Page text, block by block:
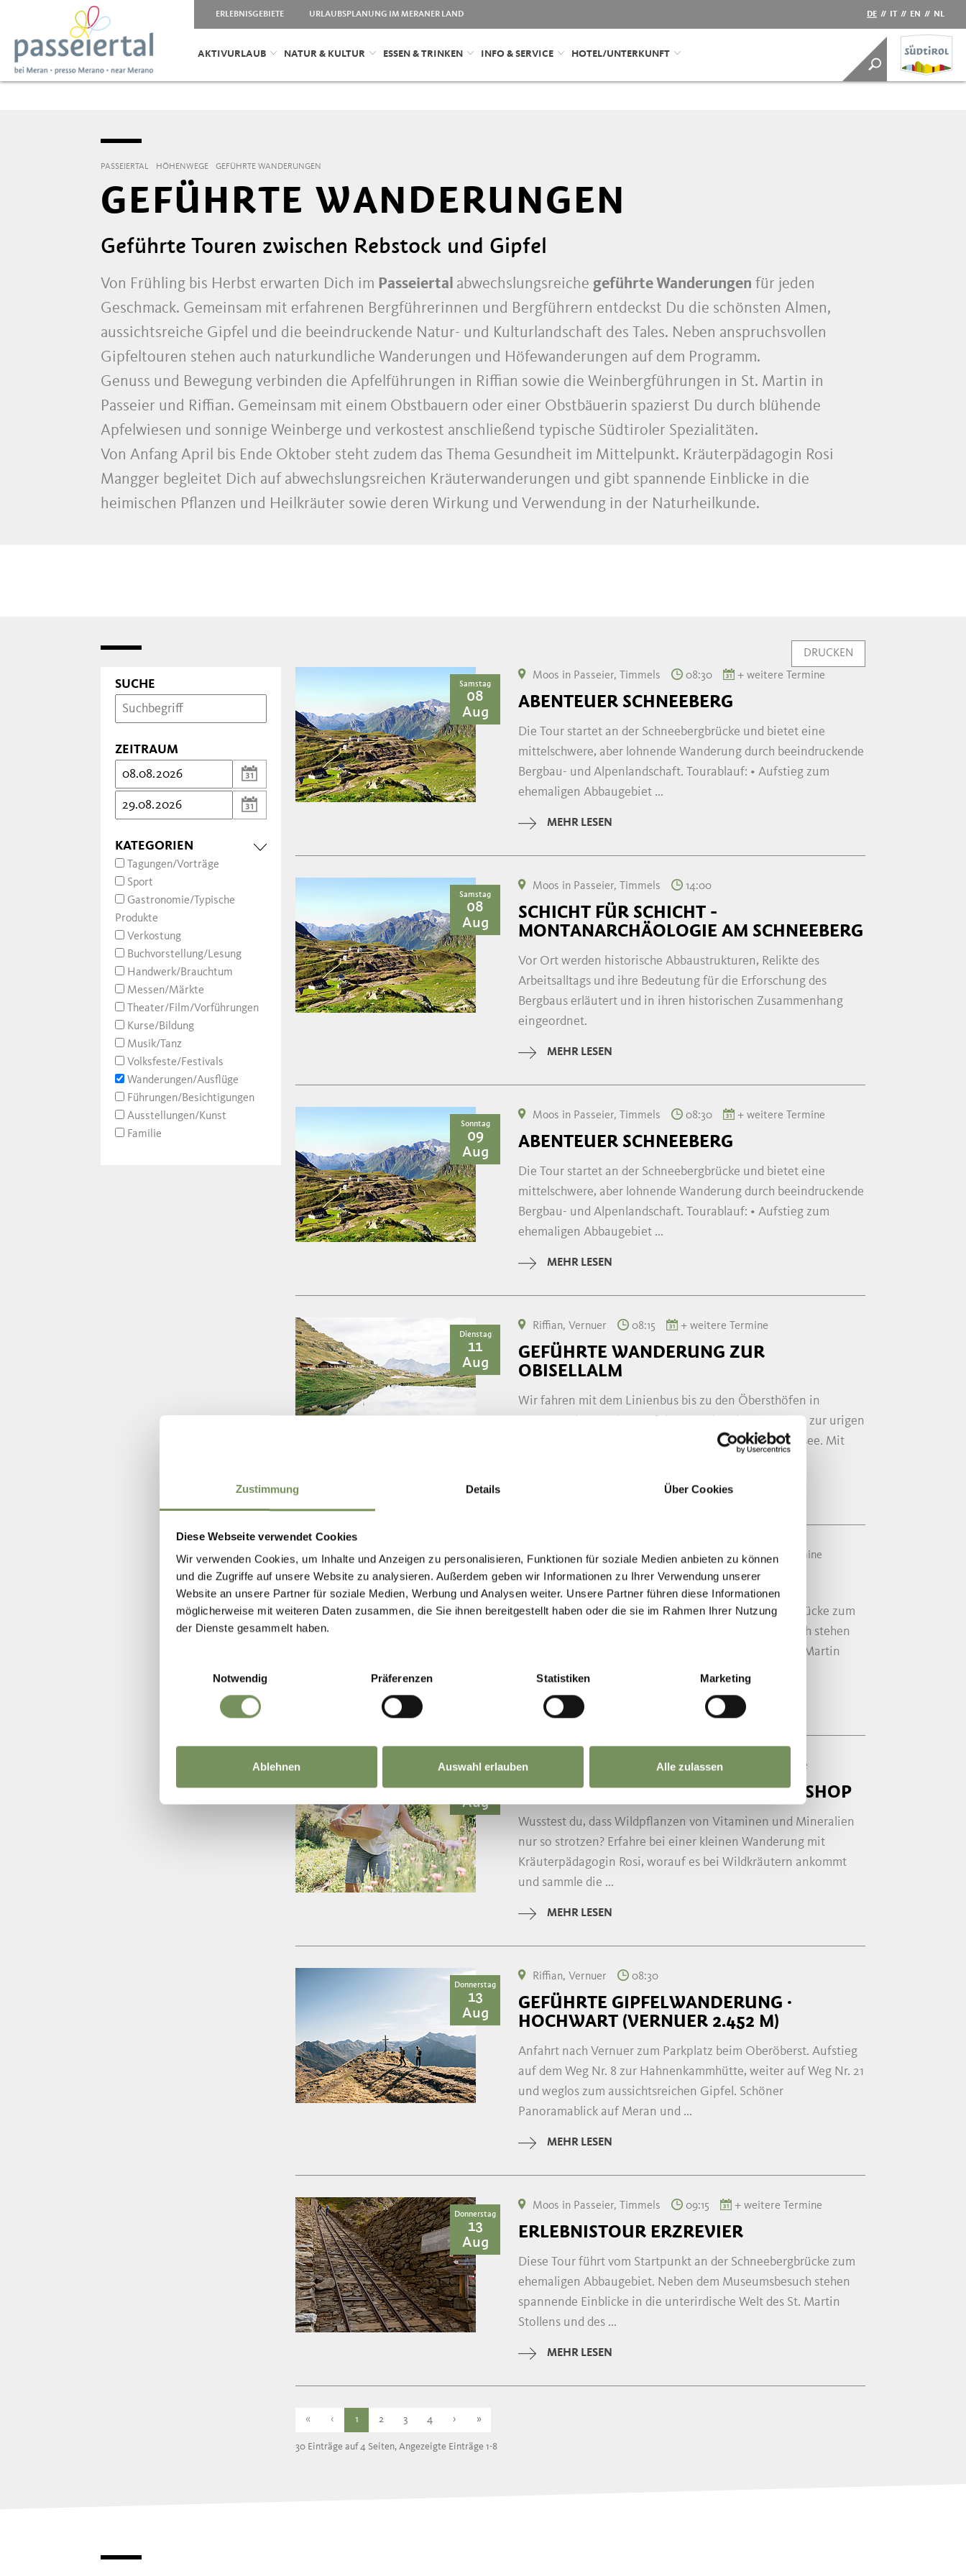
Zustimmung Details Über Cookies
Diese Webseite verwendet Cookies
Wir verwenden Cookies, um Inhalte und Anzeigen zu personalisieren, Funktionen für soziale Medien anbieten zu können
und die Zugriffe auf unsere Website zu analysieren. Außerdem geben wir Informationen zu Ihrer Verwendung unserer
Website an unsere Partner für soziale Medien, Werbung und Analysen weiter. Unsere Partner führen diese Informationen
möglicherweise mit weiteren Daten zusammen, die Sie ihnen bereitgestellt haben oder die sie im Rahmen Ihrer Nutzung
der Dienste gesammelt haben.
Notwendig
Präferenzen Statistiken Marketing
Ablehnen Auswahl erlauben Alle zulassen
ERLEBNISGEBIETE URLAUBSPLANUNG IM MERANER LAND DE // IT // EN // NL
AKTIVURLAUB NATUR & KULTUR ESSEN & TRINKEN INFO & SERVICE HOTEL/UNTERKUNFT
PASSEIERTAL HÖHENWEGE GEFÜHRTE WANDERUNGEN
GEFÜHRTE WANDERUNGEN
Geführte Touren zwischen Rebstock und Gipfel
Von Frühling bis Herbst erwarten Dich im Passeiertal abwechslungsreiche geführte Wanderungen für jeden
Geschmack. Gemeinsam mit erfahrenen Bergführerinnen und Bergführern entdeckst Du die schönsten Almen,
aussichtsreiche Gipfel und die beeindruckende Natur- und Kulturlandschaft des Tales. Neben anspruchsvollen
Gipfeltouren stehen auch naturkundliche Wanderungen und Höfewanderungen auf dem Programm.
Genuss und Bewegung verbinden die Apfelführungen in Riffian sowie die Weinbergführungen in St. Martin in
Passeier und Riffian. Gemeinsam mit einem Obstbauern oder einer Obstbäuerin spazierst Du durch blühende
Apfelwiesen und sonnige Weinberge und verkostest anschließend typische Südtiroler Spezialitäten.
Von Anfang April bis Ende Oktober steht zudem das Thema Gesundheit im Mittelpunkt. Kräuterpädagogin Rosi
Mangger begleitet Dich auf abwechslungsreichen Kräuterwanderungen und gibt spannende Einblicke in die
heimischen Pflanzen und Heilkräuter sowie deren Wirkung und Verwendung in der Naturheilkunde.
SUCHE
ZEITRAUM
KATEGORIEN
Tagungen/Vorträge
Sport
Gastronomie/Typische
Produkte
Verkostung
Buchvorstellung/Lesung
Handwerk/Brauchtum
Messen/Märkte
Theater/Film/Vorführungen
Kurse/Bildung
Musik/Tanz
Volksfeste/Festivals
Wanderungen/Ausflüge
Führungen/Besichtigungen
Ausstellungen/Kunst
Familie
DRUCKEN
Samstag
08
Aug
Moos in Passeier, Timmels 08:30 + weitere Termine
ABENTEUER SCHNEEBERG
Die Tour startet an der Schneebergbrücke und bietet eine
mittelschwere, aber lohnende Wanderung durch beeindruckende
Bergbau- und Alpenlandschaft. Tourablauf: • Aufstieg zum
ehemaligen Abbaugebiet ...
MEHR LESEN
Samstag
08
Aug
Moos in Passeier, Timmels 14:00
SCHICHT FÜR SCHICHT -
MONTANARCHÄOLOGIE AM SCHNEEBERG
Vor Ort werden historische Abbaustrukturen, Relikte des
Arbeitsalltags und ihre Bedeutung für die Erforschung des
Bergbaus erläutert und in ihren historischen Zusammenhang
eingeordnet.
MEHR LESEN
Sonntag
09
Aug
Moos in Passeier, Timmels 08:30 + weitere Termine
ABENTEUER SCHNEEBERG
Die Tour startet an der Schneebergbrücke und bietet eine
mittelschwere, aber lohnende Wanderung durch beeindruckende
Bergbau- und Alpenlandschaft. Tourablauf: • Aufstieg zum
ehemaligen Abbaugebiet ...
MEHR LESEN
Dienstag
11
Aug
Riffian, Vernuer 08:15 + weitere Termine
GEFÜHRTE WANDERUNG ZUR
OBISELLALM
Wir fahren mit dem Linienbus bis zu den Öbersthöfen in
Vernuer. Die Wanderung führt uns über den Weg Nr. 5 zur urigen
Obisellalm und zum naturbelassenen Bergsee Obisellsee. Mit
Dienstag
11
Aug
Moos in Passeier, Timmels 09:15 + weitere Termine
ERLEBNISTOUR ERZREVIER
Diese Tour führt vom Startpunkt an der Schneebergbrücke zum
ehemaligen Abbaugebiet. Neben dem Museumsbesuch stehen
spannende Einblicke in die unterirdische Welt des St. Martin
Stollens und des ...
MEHR LESEN
Mittwoch
12
Aug
10:15 + weitere Termine
KRÄUTERWANDERUNG MIT WORKSHOP
Wusstest du, dass Wildpflanzen von Vitaminen und Mineralien
nur so strotzen? Erfahre bei einer kleinen Wanderung mit
Kräuterpädagogin Rosi, worauf es bei Wildkräutern ankommt
und sammle die ...
MEHR LESEN
Donnerstag
13
Aug
Riffian, Vernuer 08:30
GEFÜHRTE GIPFELWANDERUNG ·
HOCHWART (VERNUER 2.452 M)
Anfahrt nach Vernuer zum Parkplatz beim Oberöberst. Aufstieg
auf dem Weg Nr. 8 zur Hahnenkammhütte, weiter auf Weg Nr. 21
und weglos zum aussichtsreichen Gipfel. Schöner
Panoramablick auf Meran und ...
MEHR LESEN
Donnerstag
13
Aug
Moos in Passeier, Timmels 09:15 + weitere Termine
ERLEBNISTOUR ERZREVIER
Diese Tour führt vom Startpunkt an der Schneebergbrücke zum
ehemaligen Abbaugebiet. Neben dem Museumsbesuch stehen
spannende Einblicke in die unterirdische Welt des St. Martin
Stollens und des ...
MEHR LESEN
« ‹ 1 2 3 4 › »
30 Einträge auf 4 Seiten, Angezeigte Einträge 1-8